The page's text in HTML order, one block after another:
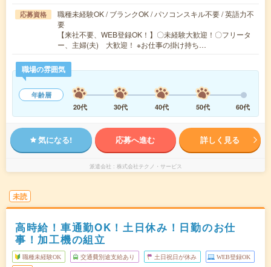
応募資格
職種未経験OK / ブランクOK / パソコンスキル不要 / 英語力不
要
【来社不要、WEB登録OK！】〇未経験大歓迎！〇フリータ
ー、主婦(夫) 大歓迎！ ※お仕事の掛け持ち…
職場の雰囲気
年齢層
20代
30代 40代 50代 60代
気になる! 応募へ進む 詳しく見る
派遣会社 株式会社テクノ・サービス
未読
高時給！車通勤OK！土日休み！日勤のお仕
事！加工機の組立
職種未経験OK 交通費別途支給あり 土日祝日が休み WEB登録OK